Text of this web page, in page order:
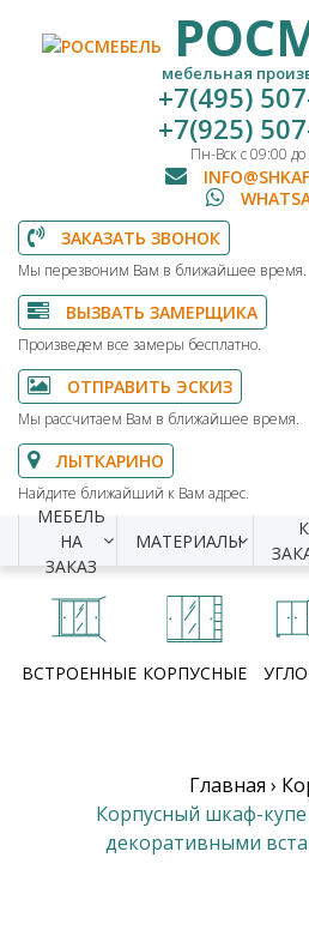
мебельная
+7(495)
+7(925)
Пн-Вск с 09:00
ЗАКАЗАТЬ ЗВОНОК
Мы перезвоним Вам в ближайшее время.
ВЫЗВАТЬ ЗАМЕРЩИКА
Произведем все замеры бесплатно.
ОТПРАВИТЬ ЭСКИЗ
Мы рассчитаем Вам в ближайшее время.
ЛЫТКАРИНО
Найдите ближайший к Вам адрес.
МЕБЕЛЬ
НА
ЗАКАЗ
МАТЕРИАЛЫ
ВСТРОЕННЫЕ КОРПУСНЫЕ
Главная ›
Корпусный шкаф-
декоративными